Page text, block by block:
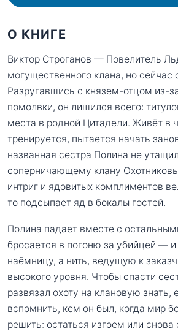
О КНИГЕ
Виктор Строганов — Повелитель
могущественного клана, но сейчас
Разругавшись с князем-отцом из-
помолвки, он лишился всего:
места в родной Цитадели. Живёт в
тренируется, пытается начать
названная сестра Полина не
соперничающему клану
интриг и ядовитых комплиментов
то подсыпает яд в бокалы гостей.
Полина падает вместе с
бросается в погоню за убийцей — и
наёмницу, а нить, ведущую к
высокого уровня. Чтобы спасти
развязал охоту на клановую знать,
вспомнить, кем он был, когда мир
решить: остаться изгоем или